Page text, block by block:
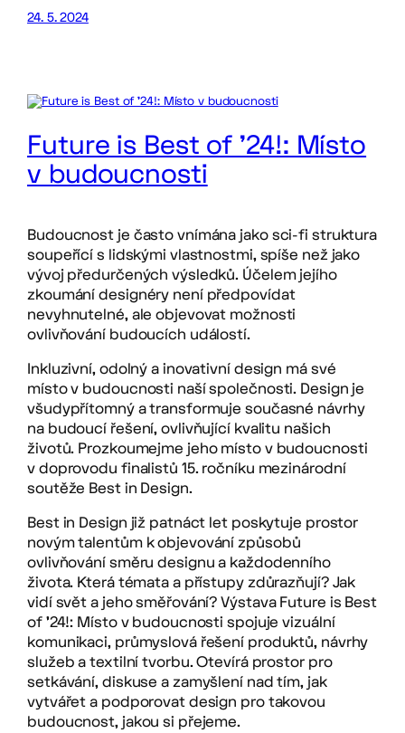
24. 5. 2024
Future is Best of ’24!: Místo
v budoucnosti
Budoucnost je často vnímána jako sci-fi struktura
soupeřící s lidskými vlastnostmi, spíše než jako
vývoj předurčených výsledků. Účelem jejího
zkoumání designéry není předpovídat
nevyhnutelné, ale objevovat možnosti
ovlivňování budoucích událostí.
Inkluzivní, odolný a inovativní design má své
místo v budoucnosti naší společnosti. Design je
všudypřítomný a transformuje současné návrhy
na budoucí řešení, ovlivňující kvalitu našich
životů. Prozkoumejme jeho místo v budoucnosti
v doprovodu finalistů 15. ročníku mezinárodní
soutěže Best in Design.
Best in Design již patnáct let poskytuje prostor
novým talentům k objevování způsobů
ovlivňování směru designu a každodenního
života. Která témata a přístupy zdůrazňují? Jak
vidí svět a jeho směřování? Výstava Future is Best
of ’24!: Místo v budoucnosti spojuje vizuální
komunikaci, průmyslová řešení produktů, návrhy
služeb a textilní tvorbu. Otevírá prostor pro
setkávání, diskuse a zamyšlení nad tím, jak
vytvářet a podporovat design pro takovou
budoucnost, jakou si přejeme.